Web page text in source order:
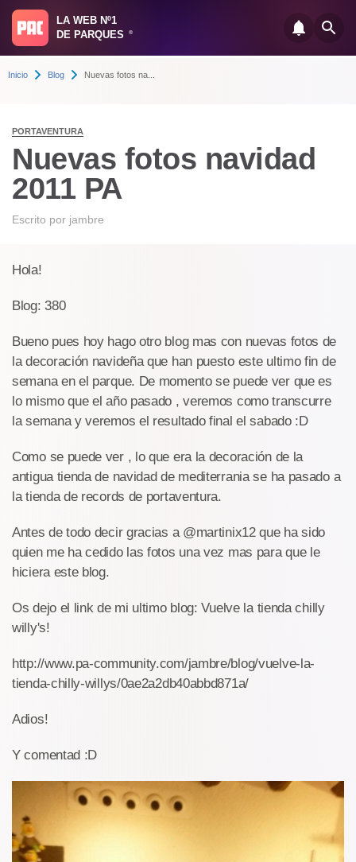
LA WEB Nº1
DE PARQUES
®
Inicio Blog Nuevas fotos na...
PORTAVENTURA
Nuevas fotos navidad
2011 PA
Escrito por jambre
Hola!
Blog: 380
Bueno pues hoy hago otro blog mas con nuevas fotos de
la decoración navideña que han puesto este ultimo fin de
semana en el parque. De momento se puede ver que es
lo mismo que el año pasado , veremos como transcurre
la semana y veremos el resultado final el sabado :D
Como se puede ver , lo que era la decoración de la
antigua tienda de navidad de mediterrania se ha pasado a
la tienda de records de portaventura.
Antes de todo decir gracias a @martinix12 que ha sido
quien me ha cedido las fotos una vez mas para que le
hiciera este blog.
Os dejo el link de mi ultimo blog: Vuelve la tienda chilly
willy's!
http://www.pa-community.com/jambre/blog/vuelve-la-
tienda-chilly-willys/0ae2a2db40abbd871a/
Adios!
Y comentad :D